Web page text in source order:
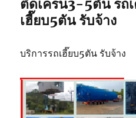
ติดเครน3-5ตัน รถ
เฮี๊ยบ5ตัน รับจ้าง
บริการรถเฮี๊ยบ5ตัน รับจ้าง